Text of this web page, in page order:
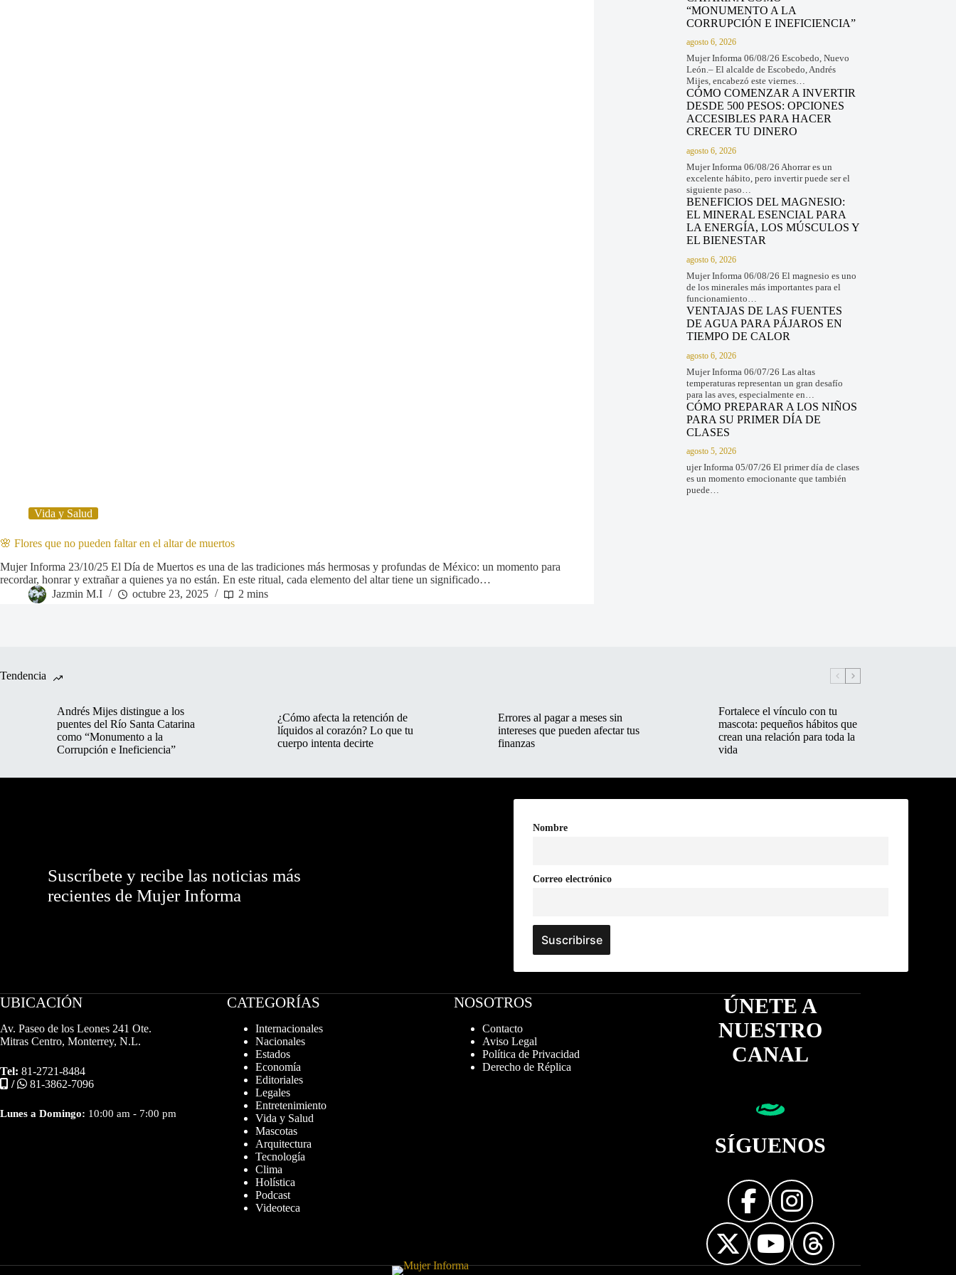
Vida y Salud
🌸 Flores que no pueden faltar en el altar de muertos
Mujer Informa 23/10/25 El Día de Muertos es una de las tradiciones más hermosas y profundas de México: un momento para
recordar, honrar y extrañar a quienes ya no están. En este ritual, cada elemento del altar tiene un significado…
Jazmin M.I
octubre 23, 2025 2 mins
“MONUMENTO A LA
CORRUPCIÓN E INEFICIENCIA”
agosto 6, 2026
Mujer Informa 06/08/26 Escobedo, Nuevo
León.– El alcalde de Escobedo, Andrés
Mijes, encabezó este viernes…
CÓMO COMENZAR A INVERTIR
DESDE 500 PESOS: OPCIONES
ACCESIBLES PARA HACER
CRECER TU DINERO
agosto 6, 2026
Mujer Informa 06/08/26 Ahorrar es un
excelente hábito, pero invertir puede ser el
siguiente paso…
BENEFICIOS DEL MAGNESIO:
EL MINERAL ESENCIAL PARA
LA ENERGÍA, LOS MÚSCULOS Y
EL BIENESTAR
agosto 6, 2026
Mujer Informa 06/08/26 El magnesio es uno
de los minerales más importantes para el
funcionamiento…
VENTAJAS DE LAS FUENTES
DE AGUA PARA PÁJAROS EN
TIEMPO DE CALOR
agosto 6, 2026
Mujer Informa 06/07/26 Las altas
temperaturas representan un gran desafío
para las aves, especialmente en…
CÓMO PREPARAR A LOS NIÑOS
PARA SU PRIMER DÍA DE
CLASES
agosto 5, 2026
ujer Informa 05/07/26 El primer día de clases
es un momento emocionante que también
puede…
Tendencia
Andrés Mijes distingue a los
puentes del Río Santa Catarina
como “Monumento a la
Corrupción e Ineficiencia”
¿Cómo afecta la retención de
líquidos al corazón? Lo que tu
cuerpo intenta decirte
Errores al pagar a meses sin
intereses que pueden afectar tus
finanzas
Fortalece el vínculo con tu
mascota: pequeños hábitos que
crean una relación para toda la
vida
Suscríbete y recibe las noticias más
recientes de Mujer Informa
Nombre
Correo electrónico
UBICACIÓN
Av. Paseo de los Leones 241 Ote.
Mitras Centro, Monterrey, N.L.
Tel: 81-2721-8484
/
81-3862-7096
Lunes a Domingo: 10:00 am - 7:00 pm
CATEGORÍAS
Internacionales
Nacionales
Estados
Economía
Editoriales
Legales
Entretenimiento
Vida y Salud
Mascotas
Arquitectura
Tecnología
Clima
Holística
Podcast
Videoteca
NOSOTROS
Contacto
Aviso Legal
Política de Privacidad
Derecho de Réplica
ÚNETE A
NUESTRO
CANAL
SÍGUENOS